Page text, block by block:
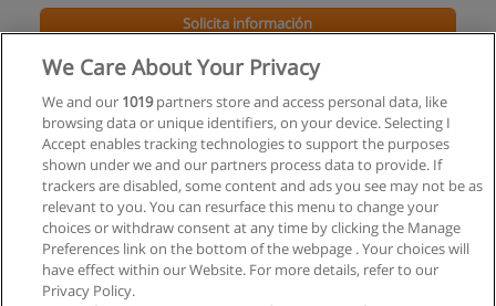
Solicita información
Maestría en Ciencias Agropecuarias (mención
Tecnología en Semillas)
UNC - Facultad de Ciencias Agropecuarias
Solicita información
We Care About Your Privacy
We and our 1019partners store and access personal data, like
browsing data or unique identifiers, on your device. Selecting I
Accept enables tracking technologies to support the purposes
shown under we and our partners process data to provide. If
trackers are disabled, some content and ads you see may not be as
relevant to you. You can resurface this menu to change your
choices or withdraw consent at any time by clicking the Manage
Preferences link on the bottom of the webpage . Your choices will
have effect within our Website. For more details, refer to our
Privacy Policy.